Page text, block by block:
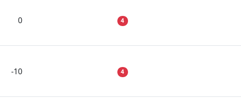
0 4
-10 4